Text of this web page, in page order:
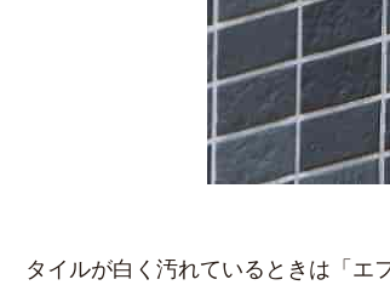
タイルが白く汚れているときは「エ